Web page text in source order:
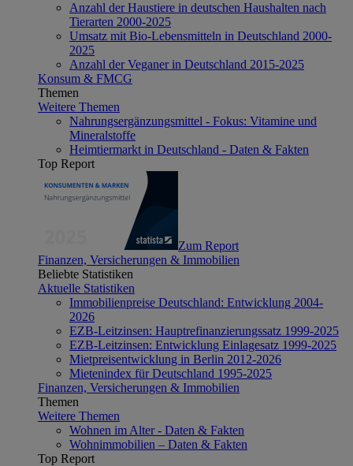
Anzahl der Haustiere in deutschen Haushalten nach
Tierarten 2000-2025
Umsatz mit Bio-Lebensmitteln in Deutschland 2000-
2025
Anzahl der Veganer in Deutschland 2015-2025
Konsum & FMCG
Themen
Weitere Themen
Nahrungsergänzungsmittel - Fokus: Vitamine und
Mineralstoffe
Heimtiermarkt in Deutschland - Daten & Fakten
Top Report
Zum Report
Finanzen, Versicherungen & Immobilien
Beliebte Statistiken
Aktuelle Statistiken
Immobilienpreise Deutschland: Entwicklung 2004-
2026
EZB-Leitzinsen: Hauptrefinanzierungssatz 1999-2025
EZB-Leitzinsen: Entwicklung Einlagesatz 1999-2025
Mietpreisentwicklung in Berlin 2012-2026
Mietenindex für Deutschland 1995-2025
Finanzen, Versicherungen & Immobilien
Themen
Weitere Themen
Wohnen im Alter - Daten & Fakten
Wohnimmobilien – Daten & Fakten
Top Report